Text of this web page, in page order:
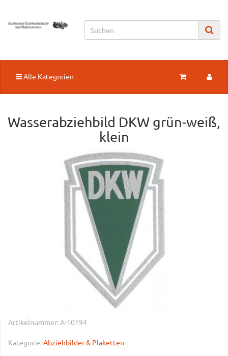
Alle Kategorien
Wasserabziehbild DKW grün-weiß,
klein
Artikelnummer:A-10194
Kategorie:Abziehbilder & Plaketten